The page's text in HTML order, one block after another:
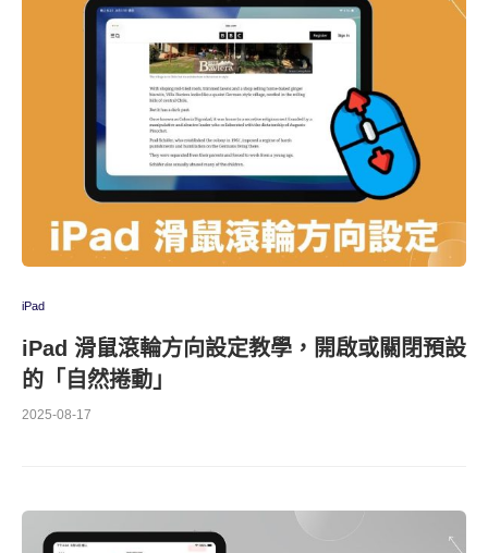
iPad
iPad 滑鼠滾輪方向設定教學，開啟或關閉預設
的「自然捲動」
2025-08-17